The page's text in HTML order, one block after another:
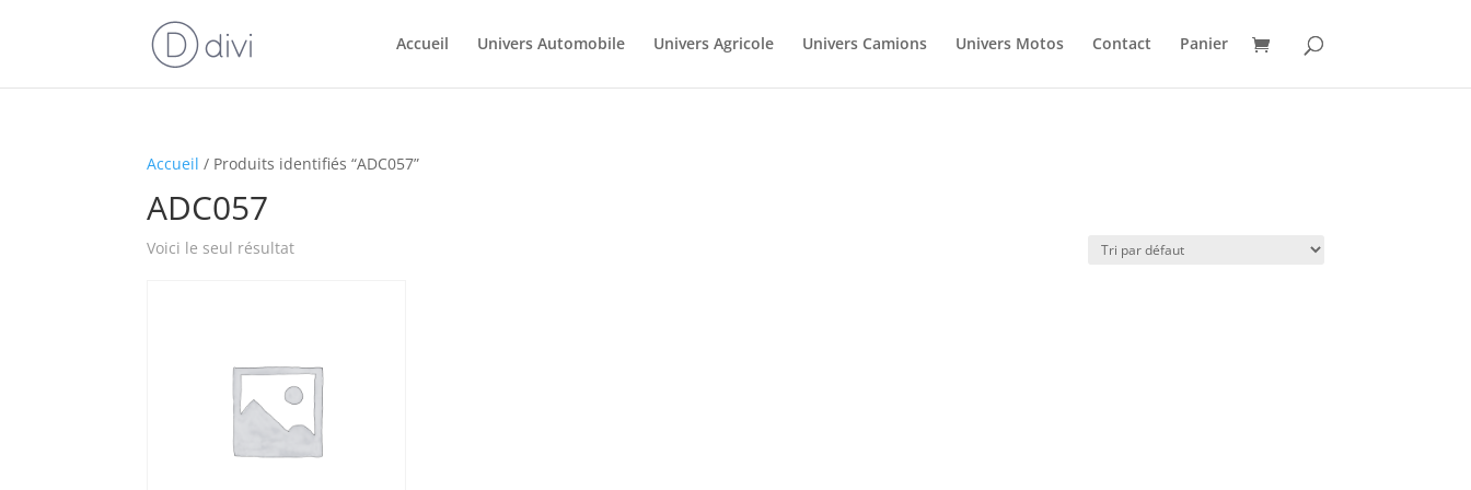
Accueil Univers Automobile Univers Agricole Univers Camions Univers Motos Contact Panier
Accueil / Produits identifiés “ADC057”
ADC057
Voici le seul résultat